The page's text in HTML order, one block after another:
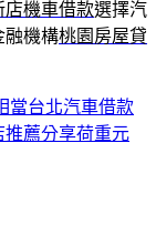
店機車借款選擇汽
融機構桃園房屋貸
當台北汽車借款
推薦分享荷重元